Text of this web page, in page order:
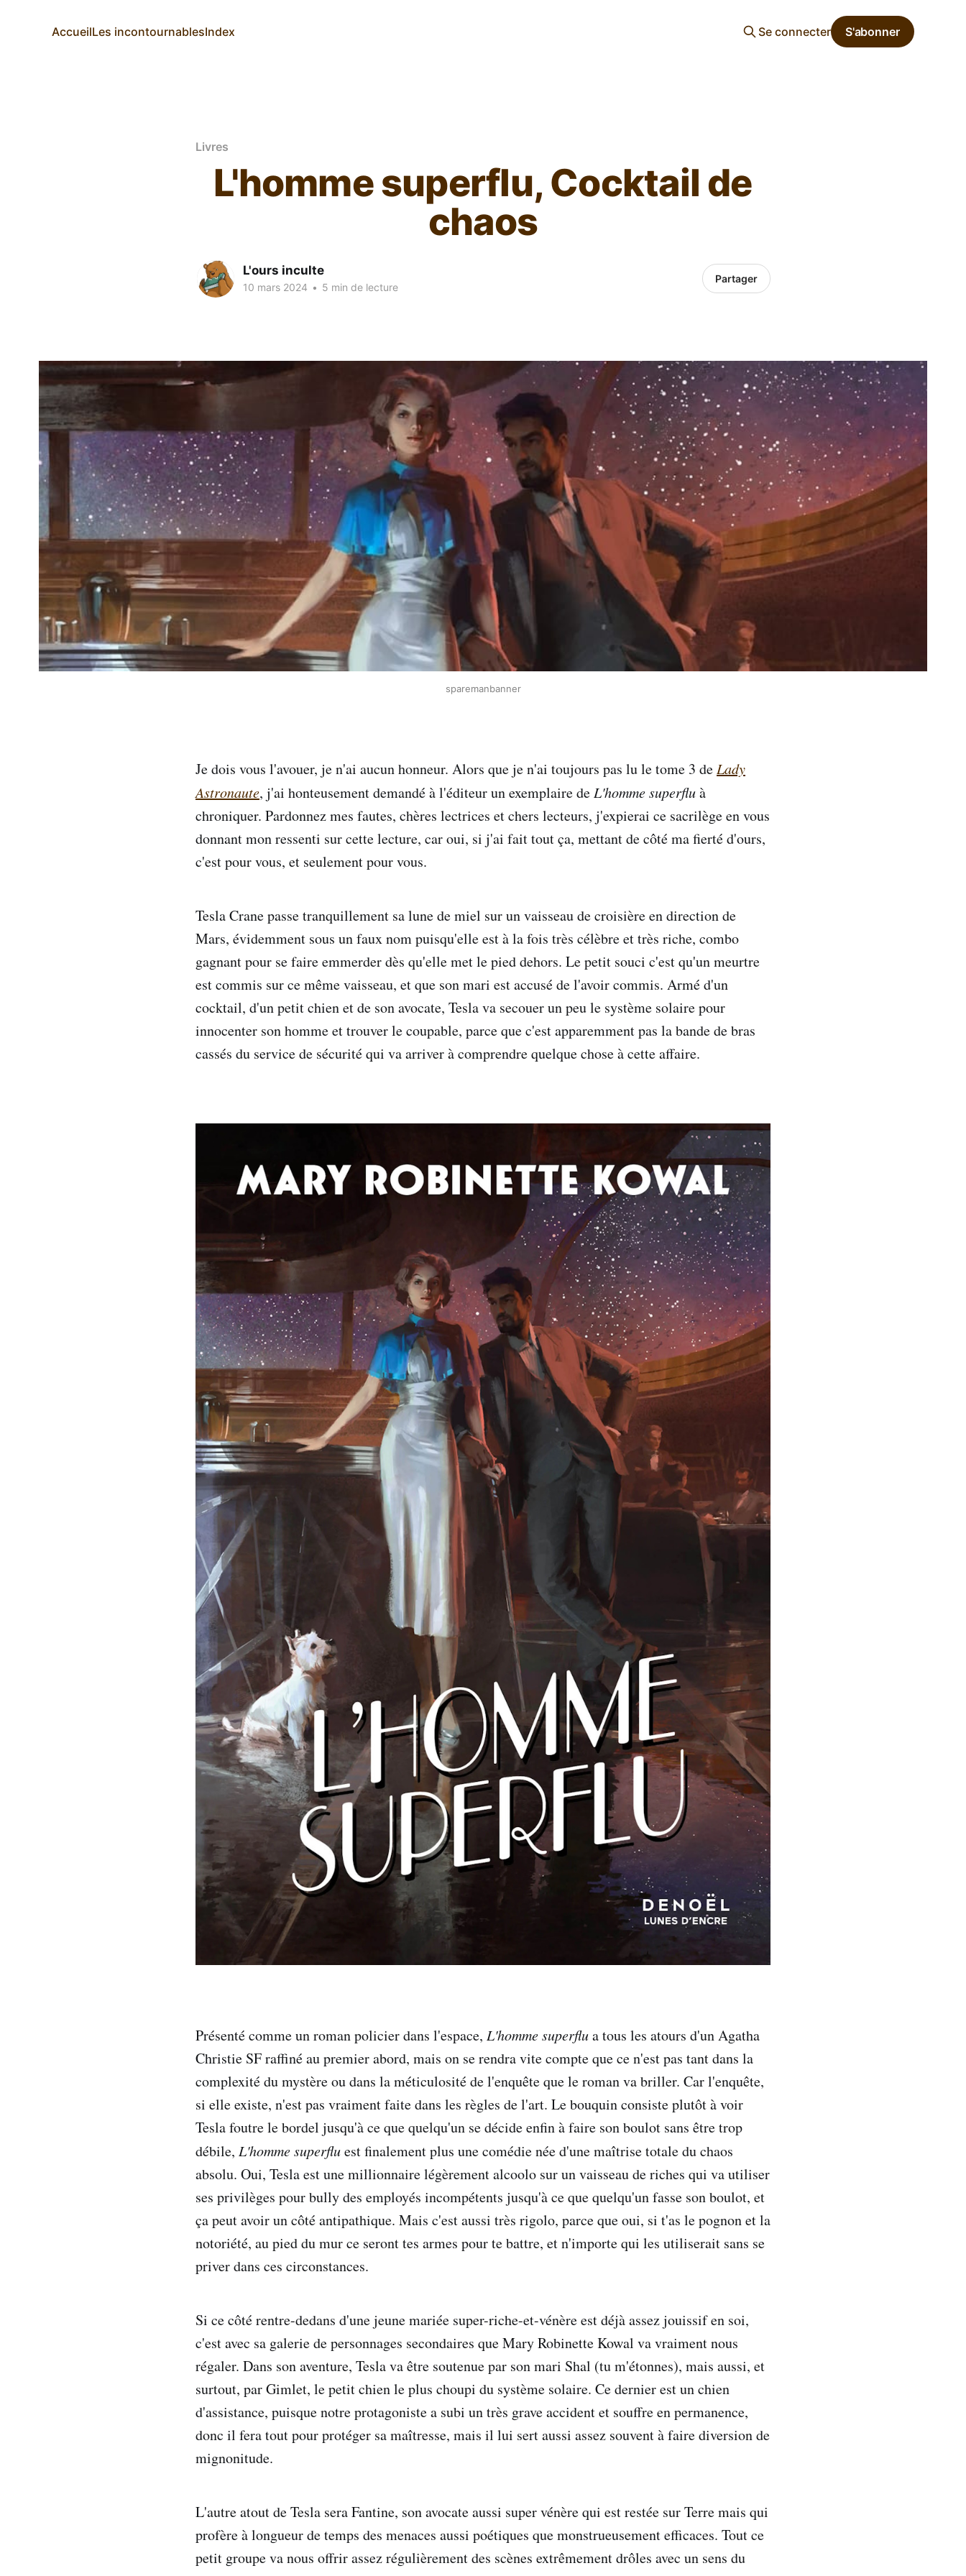
AccueilLes incontournablesIndex Se connecter S'abonner
Livres
L'homme superflu, Cocktail de
chaos
L'ours inculte
10 mars 2024 • 5 min de lecture
Partager
sparemanbanner
Je dois vous l'avouer, je n'ai aucun honneur. Alors que je n'ai toujours pas lu le tome 3 deLady
Astronaute, j'ai honteusement demandé à l'éditeur un exemplaire deL'homme superfluà
chroniquer. Pardonnez mes fautes, chères lectrices et chers lecteurs, j'expierai ce sacrilège en vous
donnant mon ressenti sur cette lecture, car oui, si j'ai fait tout ça, mettant de côté ma fierté d'ours,
c'est pour vous, et seulement pour vous.
Tesla Crane passe tranquillement sa lune de miel sur un vaisseau de croisière en direction de
Mars, évidemment sous un faux nom puisqu'elle est à la fois très célèbre et très riche, combo
gagnant pour se faire emmerder dès qu'elle met le pied dehors. Le petit souci c'est qu'un meurtre
est commis sur ce même vaisseau, et que son mari est accusé de l'avoir commis. Armé d'un
cocktail, d'un petit chien et de son avocate, Tesla va secouer un peu le système solaire pour
innocenter son homme et trouver le coupable, parce que c'est apparemment pas la bande de bras
cassés du service de sécurité qui va arriver à comprendre quelque chose à cette affaire.
Présenté comme un roman policier dans l'espace, L'homme superflua tous les atours d'un Agatha
Christie SF raffiné au premier abord, mais on se rendra vite compte que ce n'est pas tant dans la
complexité du mystère ou dans la méticulosité de l'enquête que le roman va briller. Car l'enquête,
si elle existe, n'est pas vraiment faite dans les règles de l'art. Le bouquin consiste plutôt à voir
Tesla foutre le bordel jusqu'à ce que quelqu'un se décide enfin à faire son boulot sans être trop
débile, L'homme superfluest finalement plus une comédie née d'une maîtrise totale du chaos
absolu. Oui, Tesla est une millionnaire légèrement alcoolo sur un vaisseau de riches qui va utiliser
ses privilèges pour bully des employés incompétents jusqu'à ce que quelqu'un fasse son boulot, et
ça peut avoir un côté antipathique. Mais c'est aussi très rigolo, parce que oui, si t'as le pognon et la
notoriété, au pied du mur ce seront tes armes pour te battre, et n'importe qui les utiliserait sans se
priver dans ces circonstances.
Si ce côté rentre-dedans d'une jeune mariée super-riche-et-vénère est déjà assez jouissif en soi,
c'est avec sa galerie de personnages secondaires que Mary Robinette Kowal va vraiment nous
régaler. Dans son aventure, Tesla va être soutenue par son mari Shal (tu m'étonnes), mais aussi, et
surtout, par Gimlet, le petit chien le plus choupi du système solaire. Ce dernier est un chien
d'assistance, puisque notre protagoniste a subi un très grave accident et souffre en permanence,
donc il fera tout pour protéger sa maîtresse, mais il lui sert aussi assez souvent à faire diversion de
mignonitude.
L'autre atout de Tesla sera Fantine, son avocate aussi super vénère qui est restée sur Terre mais qui
profère à longueur de temps des menaces aussi poétiques que monstrueusement efficaces. Tout ce
petit groupe va nous offrir assez régulièrement des scènes extrêmement drôles avec un sens du